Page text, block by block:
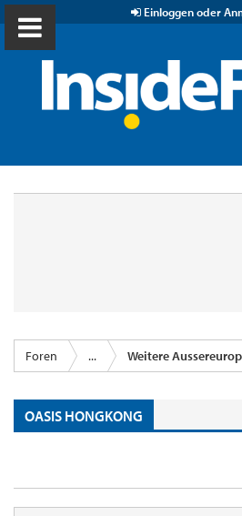
Einloggen oder
Foren ... Weitere
OASIS HONGKONG